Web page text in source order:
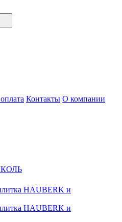
Контакты О компании
HAUBERK и
HAUBERK и